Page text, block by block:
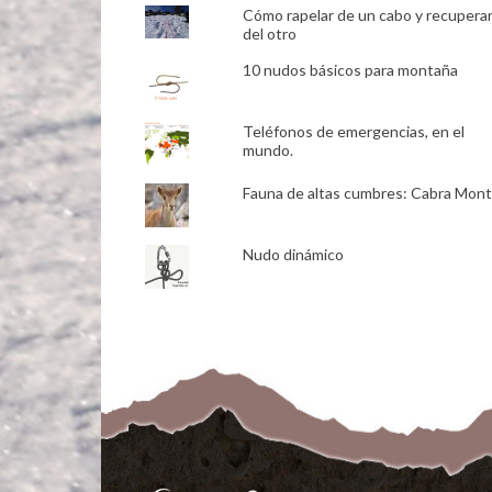
Cómo rapelar de un cabo y recuperar
del otro
10 nudos básicos para montaña
Teléfonos de emergencias, en el
mundo.
Fauna de altas cumbres: Cabra
Nudo dinámico